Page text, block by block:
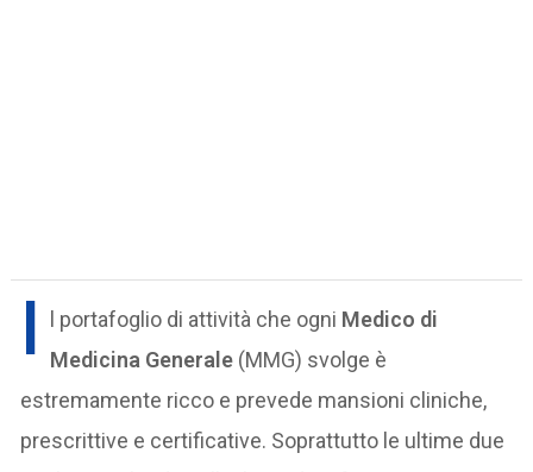
I l portafoglio di attività che ogni Medico di
Medicina Generale (MMG) svolge è
estremamente ricco e prevede mansioni cliniche,
prescrittive e certificative. Soprattutto le ultime due